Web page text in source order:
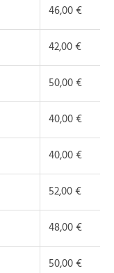
46,00 €
42,00 €
50,00 €
40,00 €
40,00 €
52,00 €
48,00 €
50,00 €